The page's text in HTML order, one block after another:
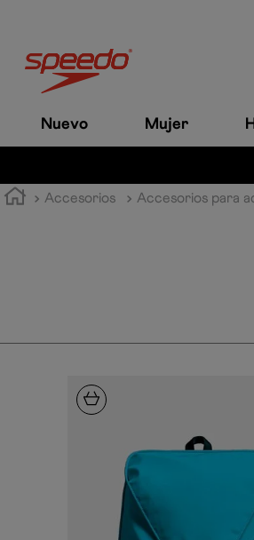
Nuevo Mujer
Accesorios
Accesorios para